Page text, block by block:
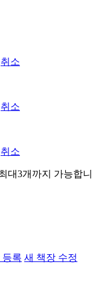
취소
취소
취소
대3개까지 가능합니
등록 새 책장 수정